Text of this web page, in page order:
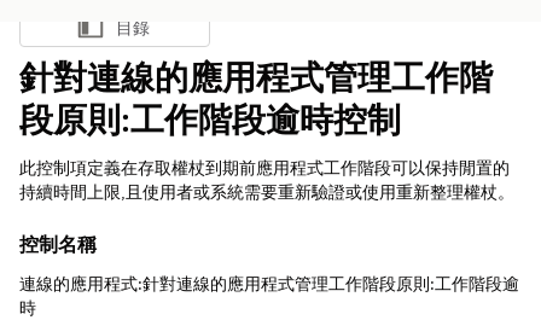
顯示目錄
目錄
針對連線的應用程式管理工作階
段原則:工作階段逾時控制
此控制項定義在存取權杖到期前應用程式工作階段可以保持閒置的
持續時間上限,且使用者或系統需要重新驗證或使用重新整理權杖。
控制名稱
連線的應用程式:針對連線的應用程式管理工作階段原則:工作階段逾
時